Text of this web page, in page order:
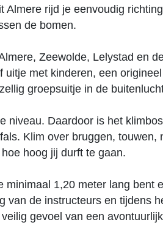
rijd je eenvoudig
de bomen.
Zeewolde, Lelystad en
met kinderen, een origineel
groepsuitje in de
niveau. Daardoor is het
Klim over bruggen, touwen,
hoog jij durft te gaan.
1,20 meter lang bent
van de instructeurs en tijdens
gevoel van een